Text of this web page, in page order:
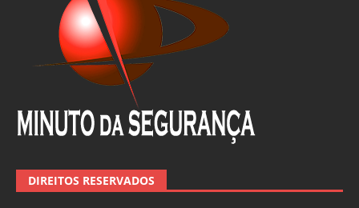
DIREITOS RESERVADOS